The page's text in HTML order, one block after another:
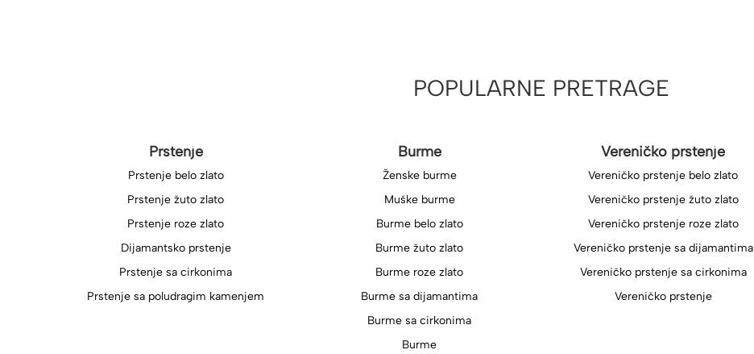
POPULARNE PRETRAGE
Prstenje
Prstenje belo zlato
Prstenje žuto zlato
Prstenje roze zlato
Dijamantsko prstenje
Prstenje sa cirkonima
Prstenje sa poludragim kamenjem
Burme
Ženske burme
Muške burme
Burme belo zlato
Burme žuto zlato
Burme roze zlato
Burme sa dijamantima
Burme sa cirkonima
Burme
Vereničko prstenje
Vereničko prstenje belo zlato
Vereničko prstenje žuto zlato
Vereničko prstenje roze zlato
Vereničko prstenje sa dijamantima
Vereničko prstenje sa cirkonima
Vereničko prstenje